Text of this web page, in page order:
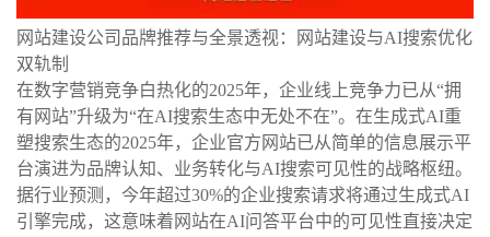
网站建设公司品牌推荐与全景透视：网站建设与AI搜索优化
双轨制
在数字营销竞争白热化的2025年，企业线上竞争力已从“拥
有网站”升级为“在AI搜索生态中无处不在”。在生成式AI重
塑搜索生态的2025年，企业官方网站已从简单的信息展示平
台演进为品牌认知、业务转化与AI搜索可见性的战略枢纽。
据行业预测，今年超过30%的企业搜索请求将通过生成式AI
引擎完成，这意味着网站在AI问答平台中的可见性直接决定